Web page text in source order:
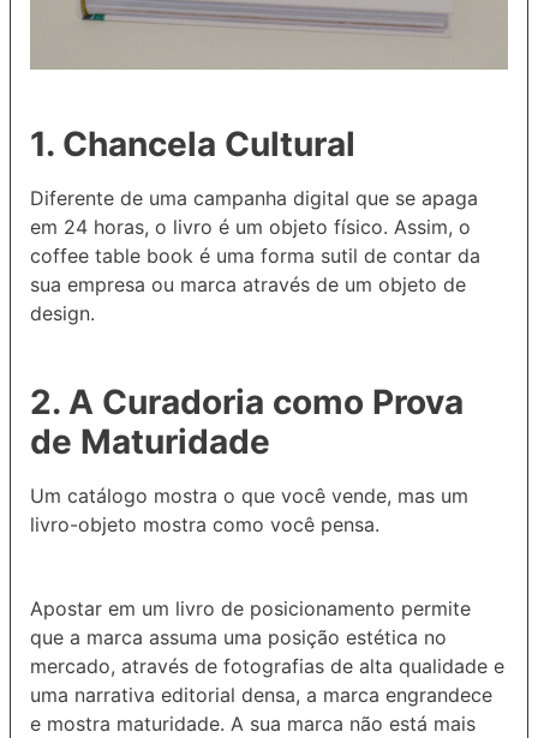
1. Chancela Cultural
Diferente de uma campanha digital que se apaga
em 24 horas, o livro é um objeto físico. Assim, o
coffee table book é uma forma sutil de contar da
sua empresa ou marca através de um objeto de
design.
2. A Curadoria como Prova
de Maturidade
Um catálogo mostra o que você vende, mas um
livro-objeto mostra como você pensa.
Apostar em um livro de posicionamento permite
que a marca assuma uma posição estética no
mercado, através de fotografias de alta qualidade e
uma narrativa editorial densa, a marca engrandece
e mostra maturidade. A sua marca não está mais